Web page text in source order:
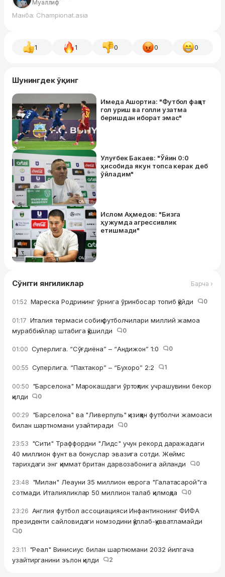
Муаллиф
Манба: Championat.asia
1 1 0 0 0
Шунингдек ўқинг
Имеда Ашортиа: "Футбол фақат
гол уриш ва голли узатма
беришдан иборат эмас"
Улуғбек Бакаев: "Ўйин 0:0
ҳисобида якун топса керак деб
ўйладим"
Ислом Аҳмедов: "Бизга
ҳужумда агрессивлик
етишмади"
Сўнгги янгиликлар Барча ›
01:52 Мареска Родрининг ўрнига ўринбосар топиб қўйди 0
01:17 Италия термаси собиқ футболчилари миллий жамоа
мураббийлар штабига қўшилди
0
01:00 Суперлига. “Сўғдиёна” – “Андижон” 1:0 0
00:55 Суперлига. “Пахтакор” – “Бухоро” 2:2 1
00:50 "Барселона" Марокашдаги ўртоқлик учрашувини бекор
қилди
0
00:29 "Барселона" ва "Ливерпуль" қизиққан футболчи жамоаси
билан шартномани узайтиради
0
23:53 "Сити" Траффордни "Лидс" учун рекорд даражадаги
40 миллион фунт ва бонуслар эвазига сотди. Жеймс
тарихдаги энг қиммат британ дарвозабонига айланди
0
23:48 "Милан" Леауни 35 миллион еврога "Галатасарой"га
сотмади. Италияликлар 50 миллион талаб қилмоқда
0
23:26 Англия футбол ассоциацияси Инфантинонинг ФИФА
президенти сайловидаги номзодини қўллаб-қувватламайди
0
23:11 "Реал" Винисиус билан шартномани 2032 йилгача
узайтирганини эълон қилди
2